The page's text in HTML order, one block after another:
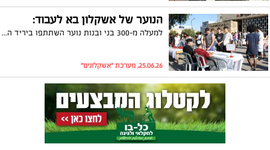
הנוער של אשקלון בא לעבוד:
למעלה מ-300 בני ובנות נוער השתתפו ביריד התעסוקה העירוני
25.06.26, מערכת "אשקלונים"